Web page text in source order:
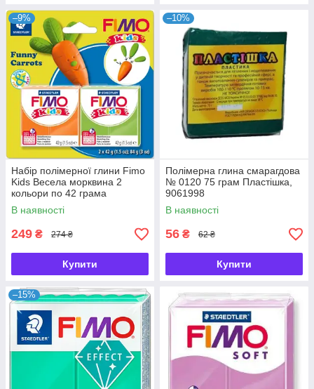
–9%
Набір полімерної глини Fimo
Kids Весела морквина 2
кольори по 42 грама
Staedtler, 803514
В наявності
249 ₴ 274 ₴
Купити
–10%
Полімерна глина смарагдова
№ 0120 75 грам Пластішка,
9061998
В наявності
56 ₴ 62 ₴
Купити
–15%